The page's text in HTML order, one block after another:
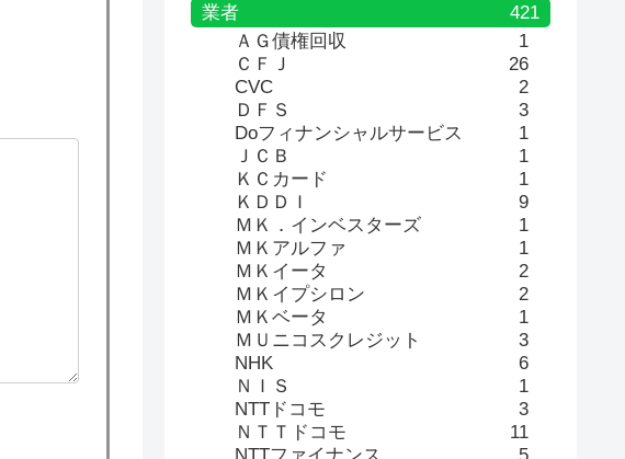
業者
421
ＡＧ債権回収
1
ＣＦＪ
26
CVC
2
ＤＦＳ
3
Doフィナンシャルサービス
1
ＪＣＢ
1
ＫＣカード
1
ＫＤＤＩ
9
ＭＫ．インベスターズ
1
ＭＫアルファ
1
ＭＫイータ
2
ＭＫイプシロン
2
ＭＫベータ
1
ＭＵニコスクレジット
3
NHK
6
ＮＩＳ
1
NTTドコモ
3
ＮＴＴドコモ
11
NTTファイナンス
5